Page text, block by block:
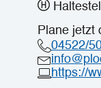
Plane jetzt
04522/
https://